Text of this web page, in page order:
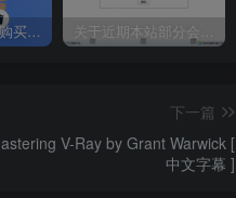
致近期网站付费购买资源及会员用户后，网页显示依然没有购买解决方法！ 关于近期本站部分会员反馈解压文件解压到一半失败出错的说明
下一篇
V-Ray by Grant Warwick [
中文字幕 ]